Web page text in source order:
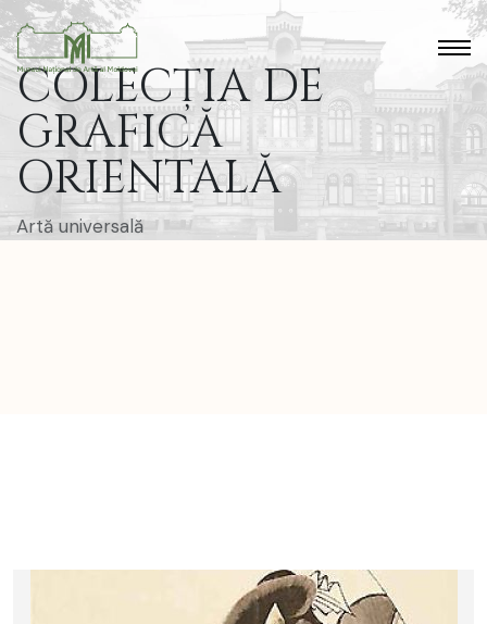
COLECȚIA DE
GRAFICĂ
ORIENTALĂ
Artă universală